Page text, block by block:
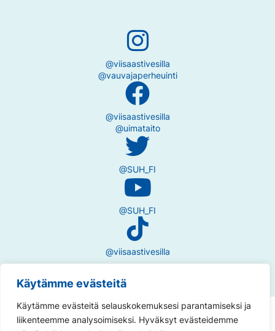
Käytämme evästeitä
Käytämme evästeitä selauskokemuksesi parantamiseksi ja
liikenteemme analysoimiseksi. Hyväksyt evästeidemme
@viisaastivesilla
@vauvajaperheuinti
@viisaastivesilla
@uimataito
@SUH_FI
@SUH_FI
@viisaastivesilla
Tietosuojaseloste